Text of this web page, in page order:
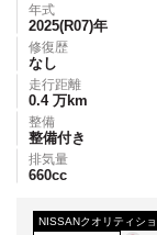
年式
2025(R07)年
修復歴
なし
走行距離
0.4 万km
整備
整備付き
排気量
660cc
NISSANクオリティシ